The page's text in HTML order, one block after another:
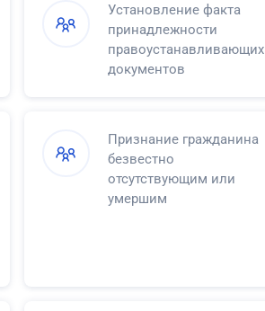
Установление факта
принадлежности
правоустанавливающих
документов
Признание гражданина
безвестно
отсутствующим или
умершим